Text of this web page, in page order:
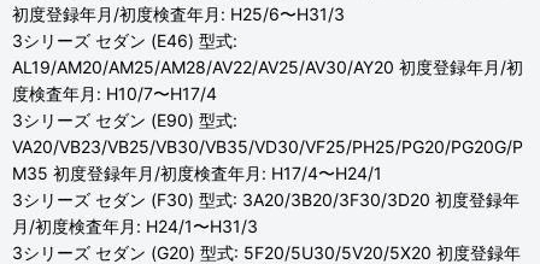
初度登録年月/初度検査年月: H25/6〜H31/3
3シリーズ セダン (E46) 型式:
AL19/AM20/AM25/AM28/AV22/AV25/AV30/AY20 初度登録年月/初
度検査年月: H10/7〜H17/4
3シリーズ セダン (E90) 型式:
VA20/VB23/VB25/VB30/VB35/VD30/VF25/PH25/PG20/PG20G/P
M35 初度登録年月/初度検査年月: H17/4〜H24/1
3シリーズ セダン (F30) 型式: 3A20/3B20/3F30/3D20 初度登録年
月/初度検査年月: H24/1〜H31/3
3シリーズ セダン (G20) 型式: 5F20/5U30/5V20/5X20 初度登録年